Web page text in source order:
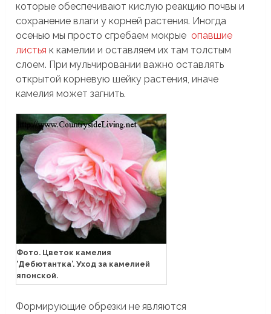
которые обеспечивают кислую реакцию почвы и
сохранение влаги у корней растения. Иногда
осенью мы просто сгребаем мокрыеопавшие
листья к камелии и оставляем их там толстым
слоем. При мульчировании важно оставлять
открытой корневую шейку растения, иначе
камелия может загнить.
Фото. Цветок камелия
‘Дебютантка’. Уход за камелией
японской.
Формирующие обрезки не являются